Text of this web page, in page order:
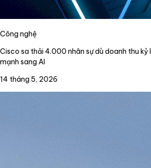
Công nghệ
Cisco sa thải 4.000 nhân sự dù doanh thu kỷ
mạnh sang AI
14 tháng 5, 2026